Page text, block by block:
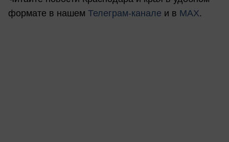
формате в нашем Телеграм-канале и в MAX.